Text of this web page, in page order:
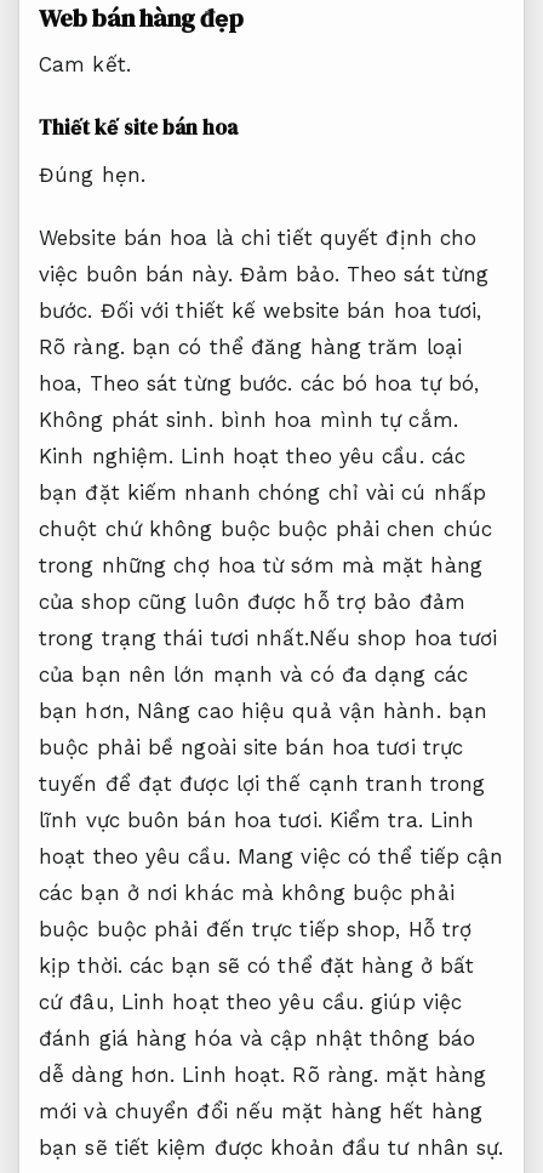
Web bán hàng đẹp
Cam kết.
Thiết kế site bán hoa
Đúng hẹn.
Website bán hoa là chi tiết quyết định cho
việc buôn bán này. Đảm bảo. Theo sát từng
bước. Đối với thiết kế website bán hoa tươi,
Rõ ràng. bạn có thể đăng hàng trăm loại
hoa, Theo sát từng bước. các bó hoa tự bó,
Không phát sinh. bình hoa mình tự cắm.
Kinh nghiệm. Linh hoạt theo yêu cầu. các
bạn đặt kiếm nhanh chóng chỉ vài cú nhấp
chuột chứ không buộc buộc phải chen chúc
trong những chợ hoa từ sớm mà mặt hàng
của shop cũng luôn được hỗ trợ bảo đảm
trong trạng thái tươi nhất.Nếu shop hoa tươi
của bạn nên lớn mạnh và có đa dạng các
bạn hơn, Nâng cao hiệu quả vận hành. bạn
buộc phải bề ngoài site bán hoa tươi trực
tuyến để đạt được lợi thế cạnh tranh trong
lĩnh vực buôn bán hoa tươi. Kiểm tra. Linh
hoạt theo yêu cầu. Mang việc có thể tiếp cận
các bạn ở nơi khác mà không buộc phải
buộc buộc phải đến trực tiếp shop, Hỗ trợ
kịp thời. các bạn sẽ có thể đặt hàng ở bất
cứ đâu, Linh hoạt theo yêu cầu. giúp việc
đánh giá hàng hóa và cập nhật thông báo
dễ dàng hơn. Linh hoạt. Rõ ràng. mặt hàng
mới và chuyển đổi nếu mặt hàng hết hàng
bạn sẽ tiết kiệm được khoản đầu tư nhân sự.